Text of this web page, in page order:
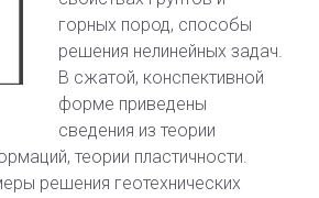
горных пород, способы
решения нелинейных задач.
В сжатой, конспективной
форме приведены
сведения из теории
теории пластичности.
решения геотехнических